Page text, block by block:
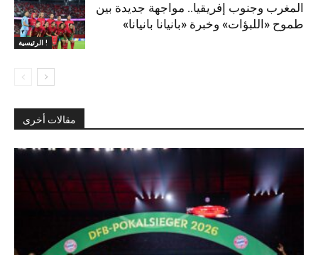
الرئيسية !
المغرب وجنوب إفريقيا.. مواجهة جديدة بين
طموح «اللبؤات» وخبرة «بانيانا بانيانا»
مقالات أخرى